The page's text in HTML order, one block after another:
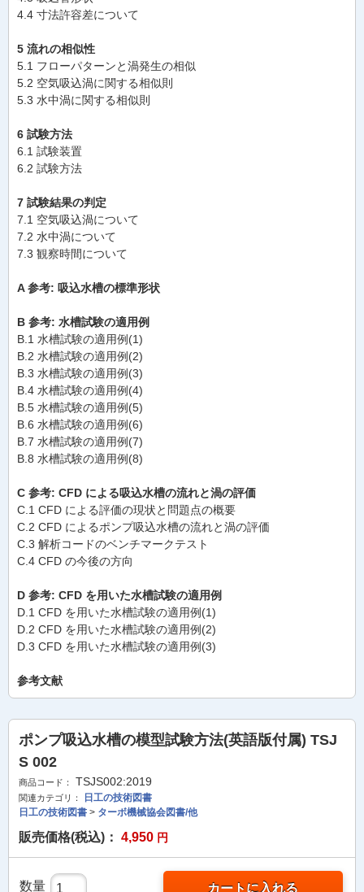
4.4 寸法許容差について
5 流れの相似性
5.1 フローパターンと渦発生の相似
5.2 空気吸込渦に関する相似則
5.3 水中渦に関する相似則
6 試験方法
6.1 試験装置
6.2 試験方法
7 試験結果の判定
7.1 空気吸込渦について
7.2 水中渦について
7.3 観察時間について
A 参考: 吸込水槽の標準形状
B 参考: 水槽試験の適用例
B.1 水槽試験の適用例(1)
B.2 水槽試験の適用例(2)
B.3 水槽試験の適用例(3)
B.4 水槽試験の適用例(4)
B.5 水槽試験の適用例(5)
B.6 水槽試験の適用例(6)
B.7 水槽試験の適用例(7)
B.8 水槽試験の適用例(8)
C 参考: CFD による吸込水槽の流れと渦の評価
C.1 CFD による評価の現状と問題点の概要
C.2 CFD によるポンプ吸込水槽の流れと渦の評価
C.3 解析コードのベンチマークテスト
C.4 CFD の今後の方向
D 参考: CFD を用いた水槽試験の適用例
D.1 CFD を用いた水槽試験の適用例(1)
D.2 CFD を用いた水槽試験の適用例(2)
D.3 CFD を用いた水槽試験の適用例(3)
参考文献
ポンプ吸込水槽の模型試験方法(英語版付属) TSJ
S 002
商品コード： TSJS002:2019
関連カテゴリ：
日工の技術図書
日工の技術図書 > ターボ機械協会図書/他
販売価格(税込)： 4,950 円
数量 カートに入れる